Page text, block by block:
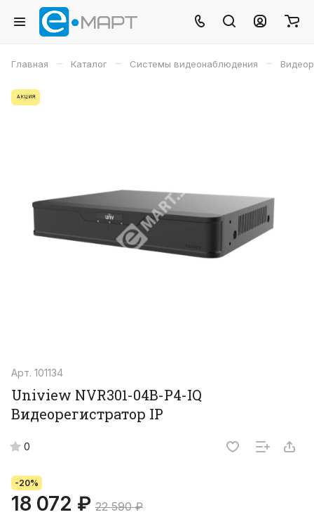
Главная – Каталог – Системы видеонаблюдения –
АКЦИЯ
Арт. 101134
Uniview NVR301-04B-P4-IQ
Видеорегистратор IP
0
-20%
18 072 ₽ 22 590 ₽